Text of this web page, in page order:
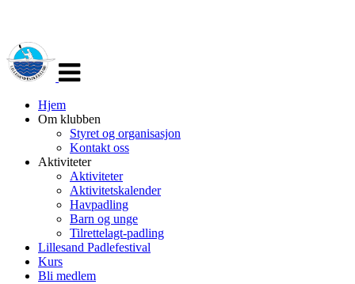
navigasjon
Hjem
Om klubben
Styret og organisasjon
Kontakt oss
Aktiviteter
Aktiviteter
Aktivitetskalender
Havpadling
Barn og unge
Tilrettelagt-padling
Lillesand Padlefestival
Kurs
Bli medlem